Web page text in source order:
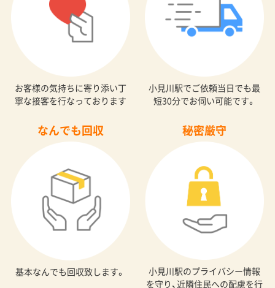
お客様の気持ちに寄り添い丁
寧な接客を行なっております
小見川駅でご依頼当日でも最
短30分でお伺い可能です。
なんでも回収
基本なんでも回収致します。
秘密厳守
小見川駅のプライバシー情報
を守り、近隣住民への配慮を行